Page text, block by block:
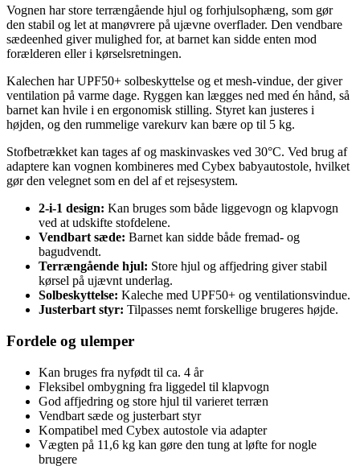
Vognen har store terrængående hjul og forhjulsophæng, som gør
den stabil og let at manøvrere på ujævne overflader. Den vendbare
sædeenhed giver mulighed for, at barnet kan sidde enten mod
forælderen eller i kørselsretningen.
Kalechen har UPF50+ solbeskyttelse og et mesh-vindue, der giver
ventilation på varme dage. Ryggen kan lægges ned med én hånd, så
barnet kan hvile i en ergonomisk stilling. Styret kan justeres i
højden, og den rummelige varekurv kan bære op til 5 kg.
Stofbetrækket kan tages af og maskinvaskes ved 30°C. Ved brug af
adaptere kan vognen kombineres med Cybex babyautostole, hvilket
gør den velegnet som en del af et rejsesystem.
2-i-1 design: Kan bruges som både liggevogn og klapvogn
ved at udskifte stofdelene.
Vendbart sæde: Barnet kan sidde både fremad- og
bagudvendt.
Terrængående hjul: Store hjul og affjedring giver stabil
kørsel på ujævnt underlag.
Solbeskyttelse: Kaleche med UPF50+ og ventilationsvindue.
Justerbart styr: Tilpasses nemt forskellige brugeres højde.
Fordele og ulemper
Kan bruges fra nyfødt til ca. 4 år
Fleksibel ombygning fra liggedel til klapvogn
God affjedring og store hjul til varieret terræn
Vendbart sæde og justerbart styr
Kompatibel med Cybex autostole via adapter
Vægten på 11,6 kg kan gøre den tung at løfte for nogle
brugere